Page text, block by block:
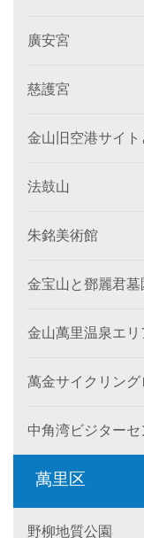
廣安宮
慈護宮
金山旧空港サイ
法鼓山
朱銘美術館
金宝山と鄧麗君
金山萬里温泉エリ
萬金サイクリング
中角湾ビジターセ
萬里区
野柳地質公園